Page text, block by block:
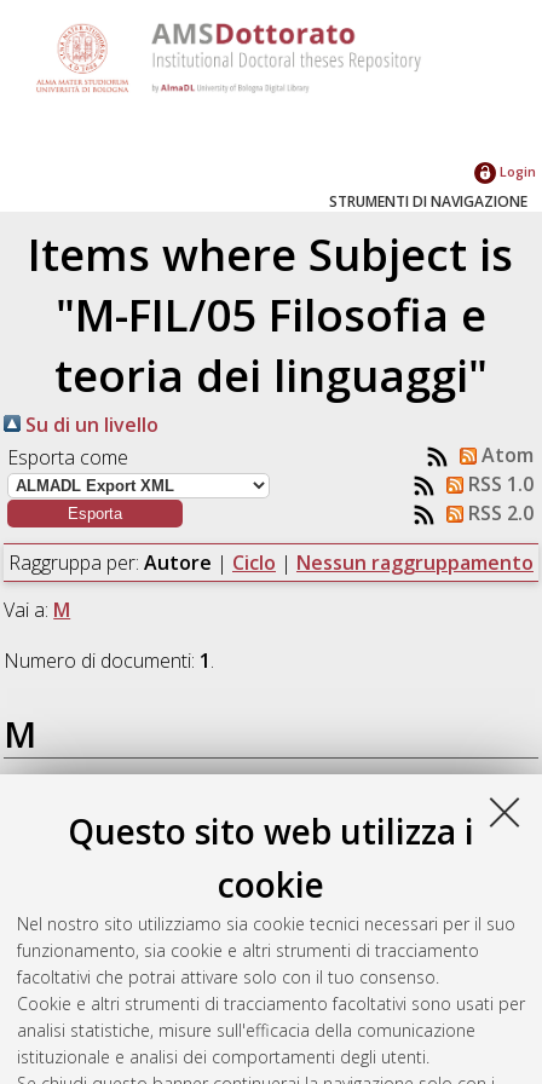
Questo sito web utilizza i
cookie
Nel nostro sito utilizziamo sia cookie tecnici necessari per il suo
funzionamento, sia cookie e altri strumenti di tracciamento
facoltativi che potrai attivare solo con il tuo consenso.
Cookie e altri strumenti di tracciamento facoltativi sono usati per
analisi statistiche, misure sull'efficacia della comunicazione
istituzionale e analisi dei comportamenti degli utenti.
Login
STRUMENTI DI NAVIGAZIONE
Items where Subject is
"M-FIL/05 Filosofia e
teoria dei linguaggi"
Su di un livello
Esporta come
Atom
RSS 1.0
RSS 2.0
Raggruppa per: Autore | Ciclo | Nessun raggruppamento
Vai a: M
Numero di documenti: 1.
M
La biblioteca d'autore come
modello epistemologico e laboratorio narrativo. Un'indagine
filosofica sulla biblioteca di lavoro e sui libri postillati di
, [Dissertation thesis], Alma Mater Studiorum
Università di Bologna. Dottorato di ricerca in
culturale nell'ecosistema digitale, 38 Ciclo. DOI
10.48676/unibo/amsdottorato/13151.
Questa lista e' stata generata ilSat Aug 8 20:31:42 2026